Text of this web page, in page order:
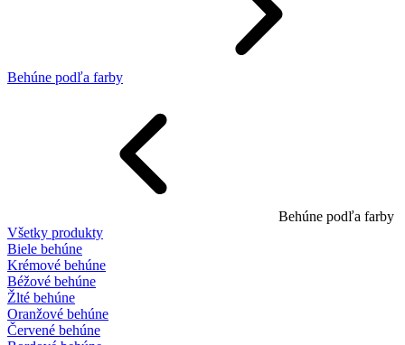
Behúne podľa farby
Behúne podľa farby
Všetky produkty
Biele behúne
Krémové behúne
Béžové behúne
Žlté behúne
Oranžové behúne
Červené behúne